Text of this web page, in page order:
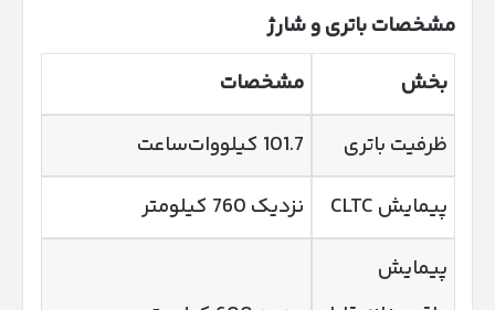
مشخصات باتری و شارژ
بخش
مشخصات
ظرفیت باتری
101.7 کیلووات‌ساعت
پیمایش CLTC
نزدیک 760 کیلومتر
پیمایش